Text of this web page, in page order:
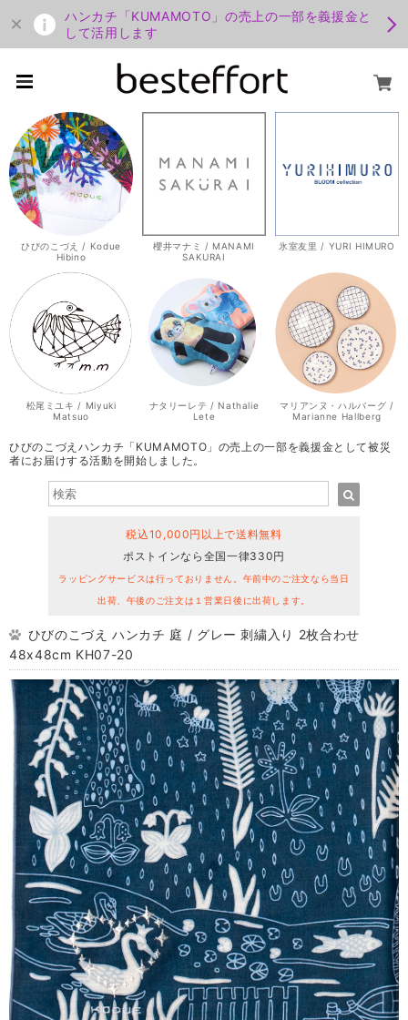
ハンカチ「KUMAMOTO」の売上の一部を義援金と
して活用します
ひびのこづえ / Kodue
Hibino
櫻井マナミ / MANAMI
SAKURAI
氷室友里 / YURI HIMURO
松尾ミユキ / Miyuki
Matsuo
ナタリーレテ / Nathalie
Lete
マリアンヌ・ハルバーグ /
Marianne Hallberg
ひびのこづえハンカチ「KUMAMOTO」の売上の一部を義援金として被災
者にお届けする活動を開始しました。
税込10,000円以上で送料無料
ポストインなら全国一律330円
ラッピングサービスは行っておりません。午前中のご注文なら当日
出荷、午後のご注文は１営業日後に出荷します。
ひびのこづえ ハンカチ 庭 / グレー 刺繍入り 2枚合わせ
48x48cm KH07-20